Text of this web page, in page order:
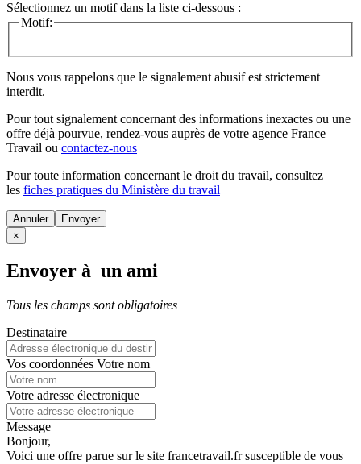
Sélectionnez un motif dans la liste ci-dessous :
Motif:
Nous vous rappelons que le signalement abusif est strictement
interdit.
Pour tout signalement concernant des informations inexactes ou une
offre déjà pourvue, rendez-vous auprès de votre agence France
Travail ou contactez-nous
Pour toute information concernant le droit du travail, consultez
les fiches pratiques du Ministère du travail
Annuler
×
Envoyer à un ami
Tous les champs sont obligatoires
Destinataire
Vos coordonnées Votre nom
Votre adresse électronique
Message
Bonjour,
Voici une offre parue sur le site francetravail.fr susceptible de vous